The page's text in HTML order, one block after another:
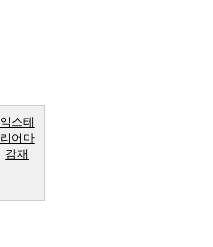
익스테
리어마
감재